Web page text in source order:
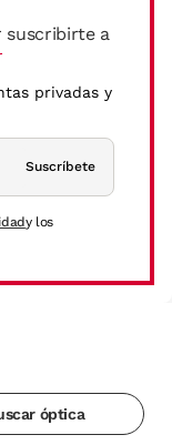
suscribirte a
privadas y
Suscríbete
y los
óptica